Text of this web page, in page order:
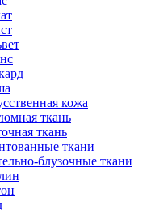
кожа
ткань
ткань
ткани
блузочные ткани